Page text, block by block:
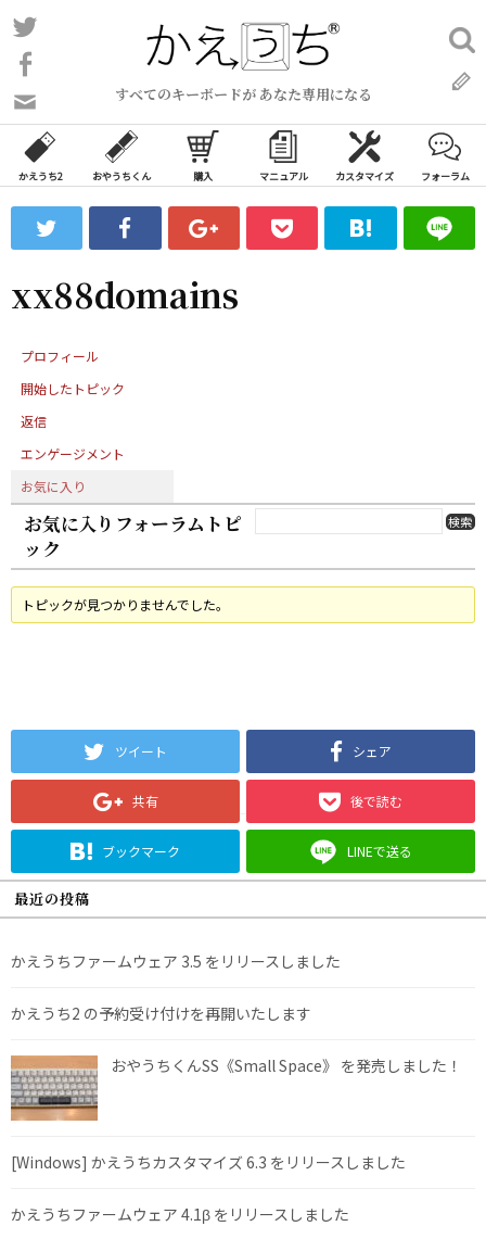
コ
ン
ン
ツ
ス
ッ
すべてのキーボードが あなた専用になる
い
合
わ
フ
ォ
ム
検
索:
かえうち2 おやうちくん 購入 マニュアル カスタマイズ フォーラム
xx88domains
プロフィール
開始したトピック
返信
エンゲージメント
お気に入り
お気に入りフォーラムトピ
ック
トピックが見つかりませんでした。
ツイート シェア
共有 後で読む
ブックマーク LINEで送る
最近の投稿
かえうちファームウェア 3.5 をリリースしました
かえうち2 の予約受け付けを再開いたします
おやうちくんSS《Small Space》 を発売しました！
[Windows] かえうちカスタマイズ 6.3 をリリースしました
かえうちファームウェア 4.1β をリリースしました